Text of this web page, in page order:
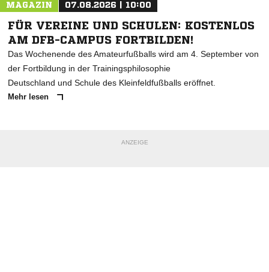
MAGAZIN 07.08.2026 | 10:00
FÜR VEREINE UND SCHULEN: KOSTENLOS
AM DFB-CAMPUS FORTBILDEN!
Das Wochenende des Amateurfußballs wird am 4. September von
der Fortbildung in der Trainingsphilosophie
Deutschland und Schule des Kleinfeldfußballs eröffnet.
Mehr lesen
ANZEIGE